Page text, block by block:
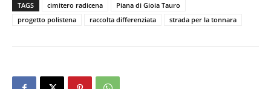
TAGS cimitero radicena
Piana di Gioia Tauro
progetto polistena
raccolta differenziata strada per la tonnara